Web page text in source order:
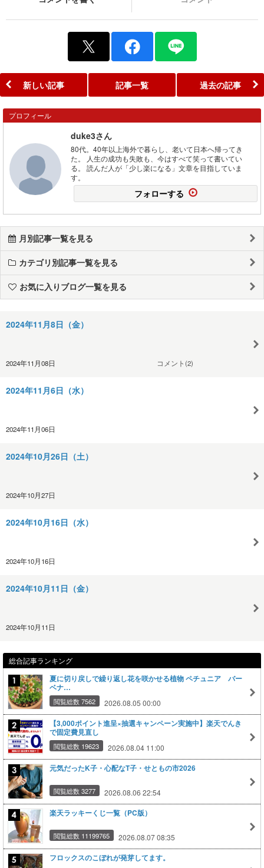
新しい記事 記事一覧 過去の記事
プロフィール
duke3さん
80代。40年以上海外で暮らし、老いて日本へ帰ってき
た。 人生の成功も失敗も、今はすべて笑って書いてい
る。 読んだ人が「少し楽になる」文章を目指していま
す。
フォローする
月別記事一覧を見る
カテゴリ別記事一覧を見る
お気に入りブログ一覧を見る
2024年11月8日（金）
2024年11月08日 コメント(2)
2024年11月6日（水）
2024年11月06日
2024年10月26日（土）
2024年10月27日
2024年10月16日（水）
2024年10月16日
2024年10月11日（金）
2024年10月11日
総合記事ランキング
夏に切り戻しで繰り返し花を咲かせる植物 ペチュニア バー
ベナ…
閲覧総数 7562 2026.08.05 00:00
【3,000ポイント進呈×抽選キャンペーン実施中】楽天でんき
で固定費見直し
閲覧総数 19623 2026.08.04 11:00
元気だったK子・心配なT子・せともの市2026
閲覧総数 3277 2026.08.06 22:54
楽天ラッキーくじ一覧（PC版）
閲覧総数 11199765 2026.08.07 08:35
フロックスのこぼれが発芽してます。